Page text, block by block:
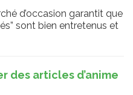
d’occasion garantit que
sont bien entretenus et
des articles d’anime